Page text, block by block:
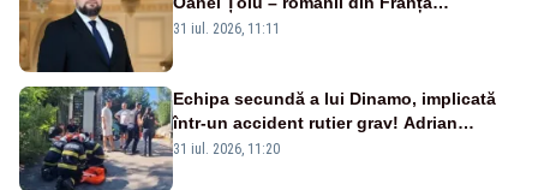
abandonați de propriul minister de
31 iul. 2026, 11:11
Echipa secundă a lui Dinamo, implicată
într-un accident rutier grav! Adrian
Ropotan a fost resuscitat
31 iul. 2026, 11:20